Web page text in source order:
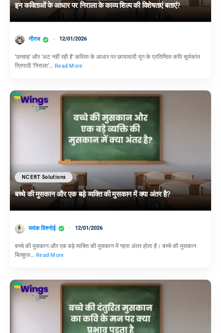
इन कविताओं के आधार पर निराला के काव्य शिल्प की विशेषताएं बताएं?
नीरज 12/01/2026
‘उत्साह’ और ‘अट नहीं रही है’ कविता के आधार पर छायावादी युग के प्रतिष्ठित कवि सूर्यकांत
त्रिपाठी ‘निराला’… Read More
NCERT Solutions
बच्चे की मुसकान और एक बड़े व्यक्ति की मुसकान में क्या अंतर है?
मयंक विश्नोई 12/01/2026
बच्चे की मुसकान और एक बड़े व्यक्ति की मुसकान में गहरा अंतर होता है। बच्चे की मुसकान
बिल्कुल… Read More